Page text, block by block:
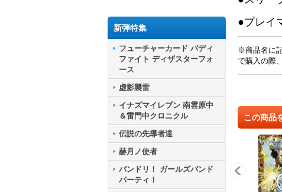
新弾特集
フューチャーカード バディ
ファイト ディザスターフォ
ース
虚影襲雷
イナズマイレブン 南雲原中
＆雷門中クロニクル
伝説の先導者達
赫月ノ使者
バンドリ！ ガールズバンド
パーティ！
●プレイ
※商品名に
で購入の際
この商品